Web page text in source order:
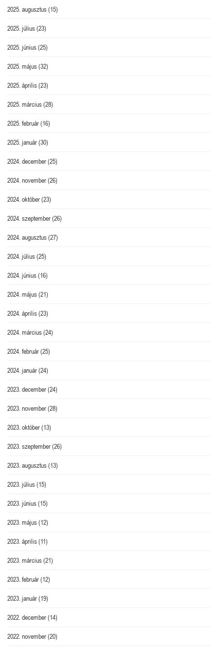
2025. augusztus(15)
2025. július(23)
2025. június(25)
2025. május(32)
2025. április(23)
2025. március(28)
2025. február(16)
2025. január(30)
2024. december(25)
2024. november(26)
2024. október(23)
2024. szeptember(26)
2024. augusztus(27)
2024. július(25)
2024. június(16)
2024. május(21)
2024. április(23)
2024. március(24)
2024. február(25)
2024. január(24)
2023. december(24)
2023. november(28)
2023. október(13)
2023. szeptember(26)
2023. augusztus(13)
2023. július(15)
2023. június(15)
2023. május(12)
2023. április(11)
2023. március(21)
2023. február(12)
2023. január(19)
2022. december(14)
2022. november(20)